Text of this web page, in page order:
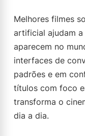
Melhores filmes
artificial ajudam
aparecem no
interfaces de
padrões e em
títulos com foco
transforma o
dia a dia.